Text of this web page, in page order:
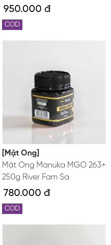
từ Úc
950.000 đ
COD
[Mật Ong]
Mật Ong Manuka MGO 263+
250g River Fam Sa
780.000 đ
COD